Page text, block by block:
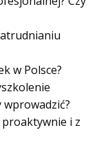
w Polsce?
proaktywnie i z